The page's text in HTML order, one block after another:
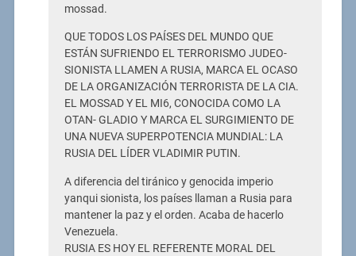
mossad.
QUE TODOS LOS PAÍSES DEL MUNDO QUE
ESTÁN SUFRIENDO EL TERRORISMO JUDEO-
SIONISTA LLAMEN A RUSIA, MARCA EL OCASO
DE LA ORGANIZACIÓN TERRORISTA DE LA CIA.
EL MOSSAD Y EL MI6, CONOCIDA COMO LA
OTAN- GLADIO Y MARCA EL SURGIMIENTO DE
UNA NUEVA SUPERPOTENCIA MUNDIAL: LA
RUSIA DEL LÍDER VLADIMIR PUTIN.
A diferencia del tiránico y genocida imperio
yanqui sionista, los países llaman a Rusia para
mantener la paz y el orden. Acaba de hacerlo
Venezuela.
RUSIA ES HOY EL REFERENTE MORAL DEL